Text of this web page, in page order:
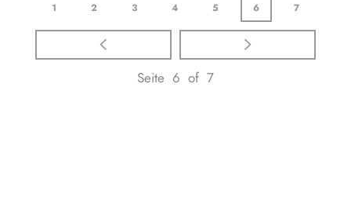
1 2 3 4 5 6 7
Seite 6 of 7